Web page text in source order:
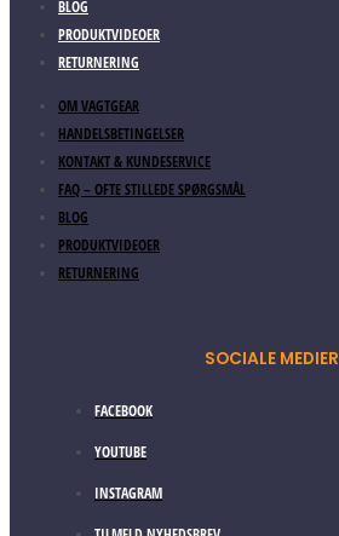
BLOG
PRODUKTVIDEOER
RETURNERING
OM VAGTGEAR
HANDELSBETINGELSER
KONTAKT & KUNDESERVICE
FAQ – OFTE STILLEDE SPØRGSMÅL
BLOG
PRODUKTVIDEOER
RETURNERING
SOCIALE MEDIER
FACEBOOK
YOUTUBE
INSTAGRAM